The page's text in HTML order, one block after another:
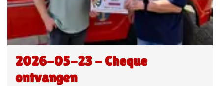
2026-05-23 - Cheque
ontvangen